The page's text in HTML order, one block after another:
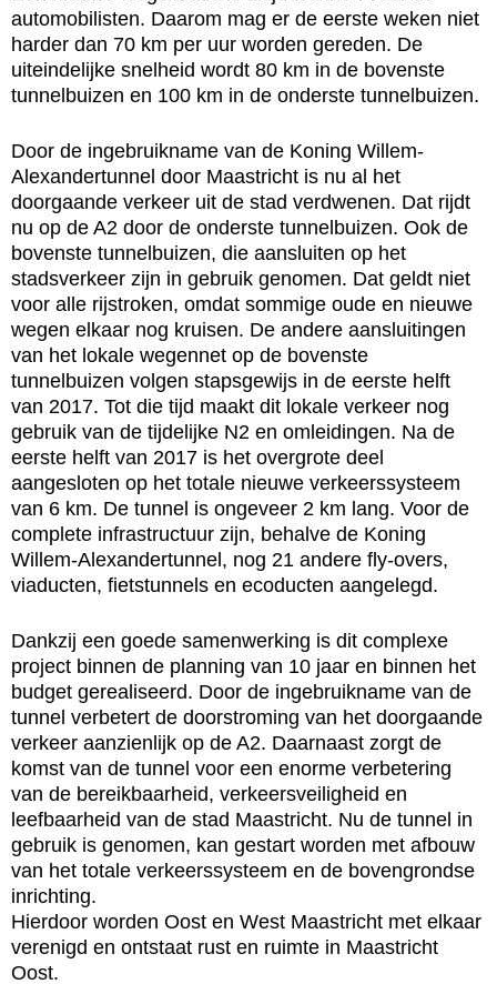
automobilisten. Daarom mag er de eerste weken niet
harder dan 70 km per uur worden gereden. De
uiteindelijke snelheid wordt 80 km in de bovenste
tunnelbuizen en 100 km in de onderste tunnelbuizen.
Door de ingebruikname van de Koning Willem-
Alexandertunnel door Maastricht is nu al het
doorgaande verkeer uit de stad verdwenen. Dat rijdt
nu op de A2 door de onderste tunnelbuizen. Ook de
bovenste tunnelbuizen, die aansluiten op het
stadsverkeer zijn in gebruik genomen. Dat geldt niet
voor alle rijstroken, omdat sommige oude en nieuwe
wegen elkaar nog kruisen. De andere aansluitingen
van het lokale wegennet op de bovenste
tunnelbuizen volgen stapsgewijs in de eerste helft
van 2017. Tot die tijd maakt dit lokale verkeer nog
gebruik van de tijdelijke N2 en omleidingen. Na de
eerste helft van 2017 is het overgrote deel
aangesloten op het totale nieuwe verkeerssysteem
van 6 km. De tunnel is ongeveer 2 km lang. Voor de
complete infrastructuur zijn, behalve de Koning
Willem-Alexandertunnel, nog 21 andere fly-overs,
viaducten, fietstunnels en ecoducten aangelegd.
Dankzij een goede samenwerking is dit complexe
project binnen de planning van 10 jaar en binnen het
budget gerealiseerd. Door de ingebruikname van de
tunnel verbetert de doorstroming van het doorgaande
verkeer aanzienlijk op de A2. Daarnaast zorgt de
komst van de tunnel voor een enorme verbetering
van de bereikbaarheid, verkeersveiligheid en
leefbaarheid van de stad Maastricht. Nu de tunnel in
gebruik is genomen, kan gestart worden met afbouw
van het totale verkeerssysteem en de bovengrondse
inrichting.
Hierdoor worden Oost en West Maastricht met elkaar
verenigd en ontstaat rust en ruimte in Maastricht
Oost.